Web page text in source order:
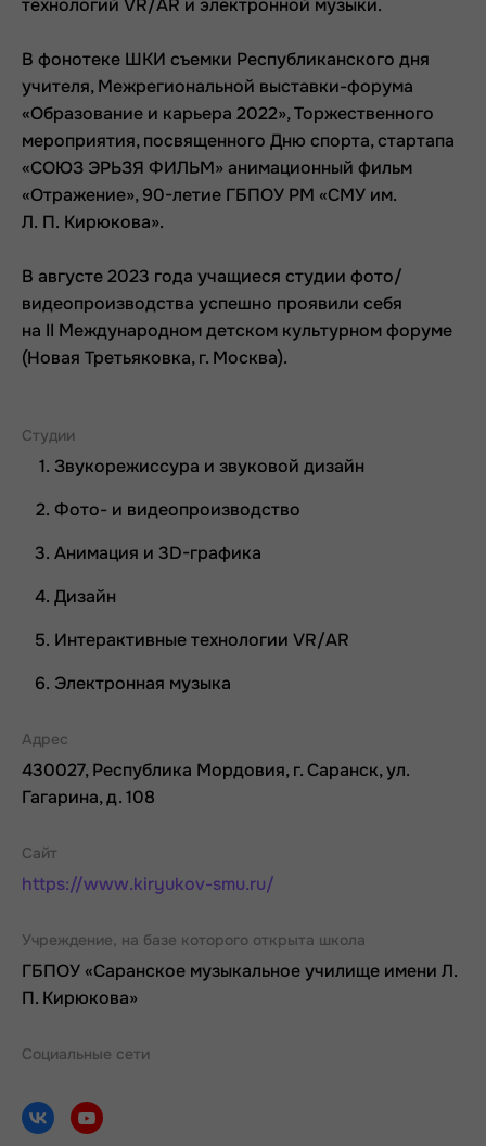
технологий VR/AR и электронной музыки.
В фонотеке ШКИ съемки Республиканского дня
учителя, Межрегиональной выставки-форума
«Образование и карьера 2022», Торжественного
мероприятия, посвященного Дню спорта, стартапа
«СОЮЗ ЭРЬЗЯ ФИЛЬМ» анимационный фильм
«Отражение», 90-летие ГБПОУ РМ «СМУ им.
Л. П. Кирюкова».
В августе 2023 года учащиеся студии фото/
видеопроизводства успешно проявили себя
на II Международном детском культурном форуме
(Новая Третьяковка, г. Москва).
Студии
Звукорежиссура и звуковой дизайн
Фото- и видеопроизводство
Анимация и 3D-графика
Дизайн
Интерактивные технологии VR/AR
Электронная музыка
Адрес
430027, Республика Мордовия, г. Саранск, ул.
Гагарина, д. 108
Сайт
https://www.kiryukov-smu.ru/
Учреждение, на базе которого открыта школа
ГБПОУ «Саранское музыкальное училище имени Л.
П. Кирюкова»
Социальные сети